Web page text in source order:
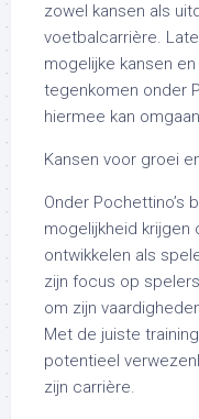
zowel kansen als
voetbalcarrière.
mogelijke kansen
tegenkomen onder
hiermee kan
Kansen voor groei
Onder Pochettino’s
mogelijkheid
ontwikkelen als
zijn focus op
om zijn
Met de juiste
potentieel
zijn carrière.